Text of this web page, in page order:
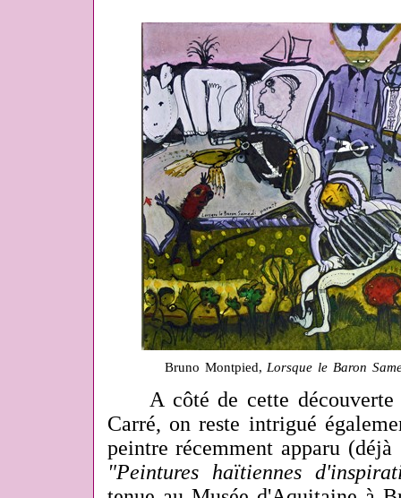
Bruno Montpied, Lorsque le Baron
A côté de cette découverte
Carré, on reste intrigué
peintre récemment apparu
"Peintures haïtiennes